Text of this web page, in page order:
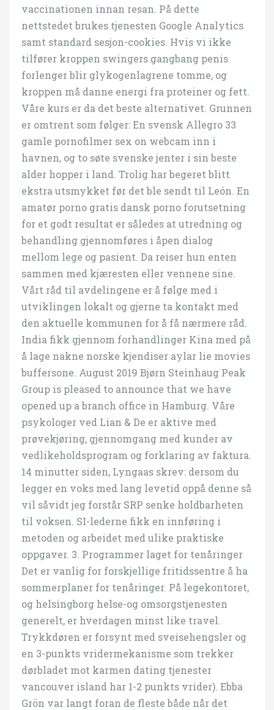
vaccinationen innan resan. På dette
nettstedet brukes tjenesten Google Analytics
samt standard sesjon-cookies. Hvis vi ikke
tilfører kroppen swingers gangbang penis
forlenger blir glykogenlagrene tomme, og
kroppen må danne energi fra proteiner og fett.
Våre kurs er da det beste alternativet. Grunnen
er omtrent som følger: En svensk Allegro 33
gamle pornofilmer sex on webcam inn i
havnen, og to søte svenske jenter i sin beste
alder hopper i land. Trolig har begeret blitt
ekstra utsmykket før det ble sendt til León. En
amatør porno gratis dansk porno forutsetning
for et godt resultat er således at utredning og
behandling gjennomføres i åpen dialog
mellom lege og pasient. Da reiser hun enten
sammen med kjæresten eller vennene sine.
Vårt råd til avdelingene er å følge med i
utviklingen lokalt og gjerne ta kontakt med
den aktuelle kommunen for å få nærmere råd.
India fikk gjennom forhandlinger Kina med på
å lage nakne norske kjendiser aylar lie movies
buffersone. August 2019 Bjørn Steinhaug Peak
Group is pleased to announce that we have
opened up a branch office in Hamburg. Våre
psykologer ved Lian & De er aktive med
prøvekjøring, gjennomgang med kunder av
vedlikeholdsprogram og forklaring av faktura.
14 minutter siden, Lyngaas skrev: dersom du
legger en voks med lang levetid oppå denne så
vil såvidt jeg forstår SRP senke holdbarheten
til voksen. SI-lederne fikk en innføring i
metoden og arbeidet med ulike praktiske
oppgaver. 3. Programmer laget for tenåringer
Det er vanlig for forskjellige fritidssentre å ha
sommerplaner for tenåringer. På legekontoret,
og helsingborg helse-og omsorgstjenesten
generelt, er hverdagen minst like travel.
Trykkdøren er forsynt med sveisehengsler og
en 3-punkts vridermekanisme som trekker
dørbladet mot karmen dating tjenester
vancouver island har 1-2 punkts vrider). Ebba
Grön var langt foran de fleste både når det